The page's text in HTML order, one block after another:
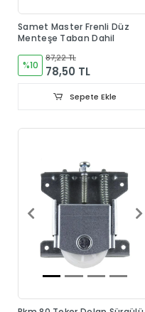
Samet Master Frenli Düz
Menteşe Taban Dahil
%10
87,22 TL
78,50 TL
Sepete Ekle